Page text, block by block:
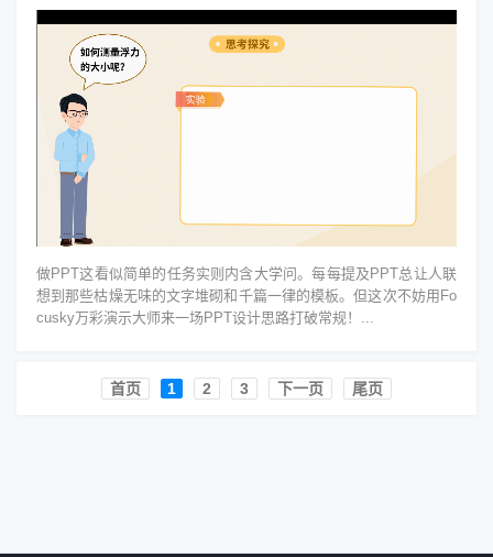
做PPT这看似简单的任务实则内含大学问。每每提及PPT总让人联
想到那些枯燥无味的文字堆砌和千篇一律的模板。但这次不妨用Fo
cusky万彩演示大师来一场PPT设计思路打破常规！...
首页️ 1 2 3 下一页 尾页